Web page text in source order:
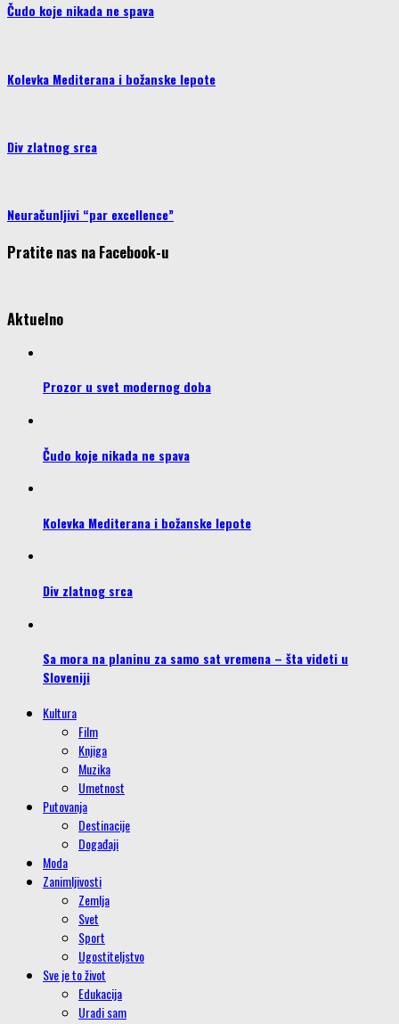
Čudo koje nikada ne spava
Kolevka Mediterana i božanske lepote
Div zlatnog srca
Neuračunljivi “par excellence”
Pratite nas na Facebook-u
Aktuelno
Prozor u svet modernog doba
Čudo koje nikada ne spava
Kolevka Mediterana i božanske lepote
Div zlatnog srca
Sa mora na planinu za samo sat vremena – šta videti u
Sloveniji
Kultura
Film
Knjiga
Muzika
Umetnost
Putovanja
Destinacije
Događaji
Moda
Zanimljivosti
Zemlja
Svet
Sport
Ugostiteljstvo
Sve je to život
Edukacija
Uradi sam